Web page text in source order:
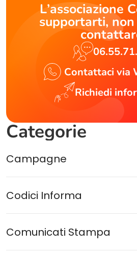
L’associazione
supportarti,
Contattaci via
Richiedi
Categorie
Campagne
Codici Informa
Comunicati Stampa